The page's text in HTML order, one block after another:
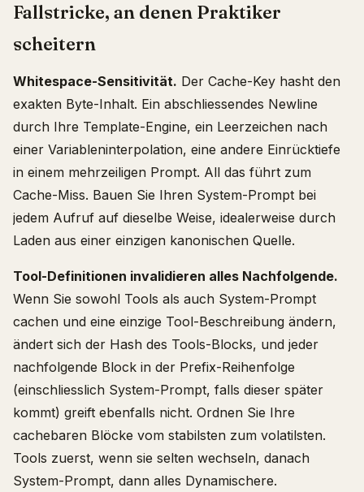
Fallstricke, an denen Praktiker
scheitern
Whitespace-Sensitivität. Der Cache-Key hasht den
exakten Byte-Inhalt. Ein abschliessendes Newline
durch Ihre Template-Engine, ein Leerzeichen nach
einer Variableninterpolation, eine andere Einrücktiefe
in einem mehrzeiligen Prompt. All das führt zum
Cache-Miss. Bauen Sie Ihren System-Prompt bei
jedem Aufruf auf dieselbe Weise, idealerweise durch
Laden aus einer einzigen kanonischen Quelle.
Tool-Definitionen invalidieren alles Nachfolgende.
Wenn Sie sowohl Tools als auch System-Prompt
cachen und eine einzige Tool-Beschreibung ändern,
ändert sich der Hash des Tools-Blocks, und jeder
nachfolgende Block in der Prefix-Reihenfolge
(einschliesslich System-Prompt, falls dieser später
kommt) greift ebenfalls nicht. Ordnen Sie Ihre
cachebaren Blöcke vom stabilsten zum volatilsten.
Tools zuerst, wenn sie selten wechseln, danach
System-Prompt, dann alles Dynamischere.